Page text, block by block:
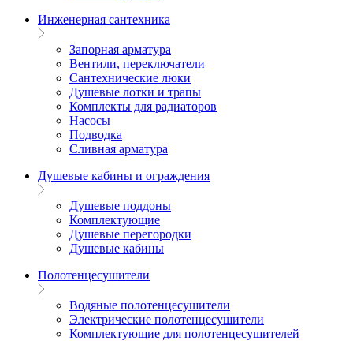
Инженерная сантехника
Запорная арматура
Вентили, переключатели
Сантехнические люки
Душевые лотки и трапы
Комплекты для радиаторов
Насосы
Подводка
Сливная арматура
Душевые кабины и ограждения
Душевые поддоны
Комплектующие
Душевые перегородки
Душевые кабины
Полотенцесушители
Водяные полотенцесушители
Электрические полотенцесушители
Комплектующие для полотенцесушителей